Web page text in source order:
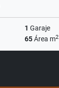
1 Garaje
65Área m2